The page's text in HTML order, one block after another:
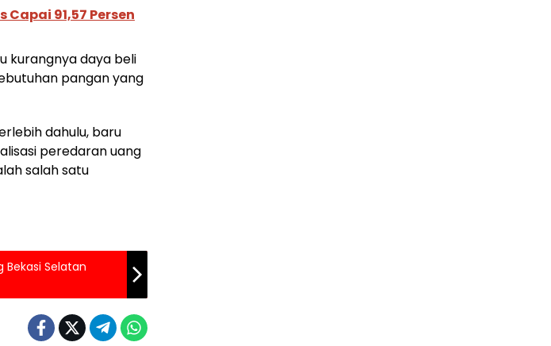
91,57 Persen
kurangnya daya beli
pangan yang
dahulu, baru
peredaran uang
salah satu
Bekasi Selatan